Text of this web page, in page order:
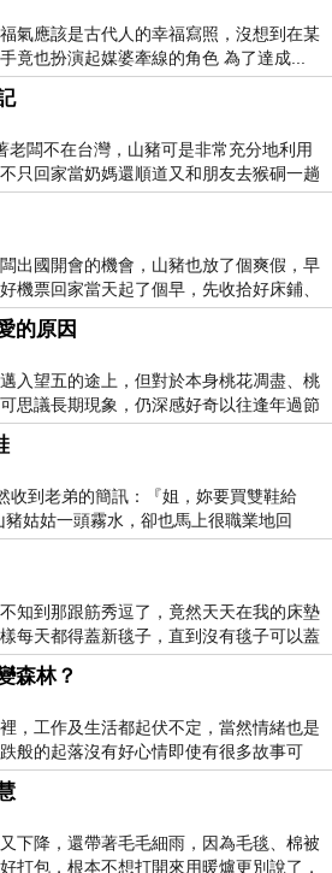
氣應該是古代人的幸福寫照，沒想到在某
竟也扮演起媒婆牽線的角色 為了達成...
老闆不在台灣，山豬可是非常充分地利用
只回家當奶媽還順道又和朋友去猴硐一趟
出國開會的機會，山豬也放了個爽假，早
機票回家當天起了個早，先收拾好床鋪、
的原因
入望五的途上，但對於本身桃花凋盡、桃
思議長期現象，仍深感好奇以往逢年過節
收到老弟的簡訊：『姐，妳要買雙鞋給
豬姑姑一頭霧水，卻也馬上很職業地回
知到那跟筋秀逗了，竟然天天在我的床墊
樣每天都得蓋新毯子，直到沒有毯子可以蓋
森林？
，工作及生活都起伏不定，當然情緒也是
般的起落沒有好心情即使有很多故事可
下降，還帶著毛毛細雨，因為毛毯、棉被
打包，根本不想打開來用暖爐更別說了，